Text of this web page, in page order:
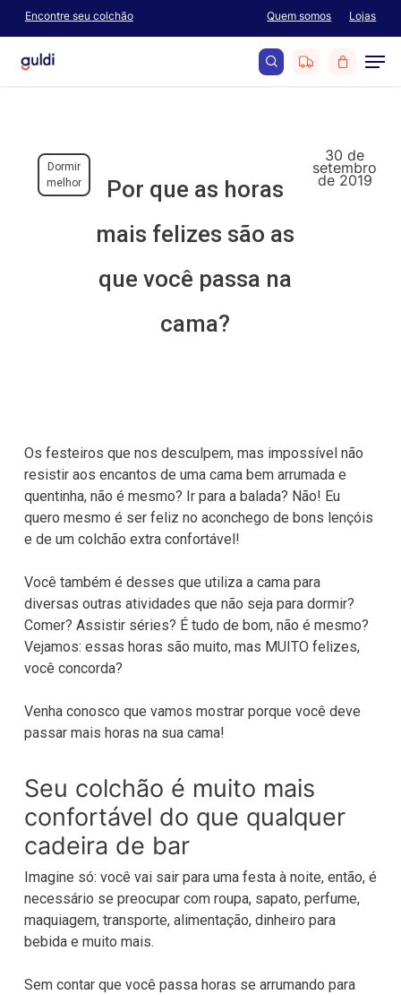
Skip
main
content
Encontre seu colchão Lojas
Quem somos
Dormir
melhor
Por que as horas
mais felizes são as
que você passa na
cama?
30 de
setembro
de 2019
Os festeiros que nos desculpem, mas impossível não
resistir aos encantos de uma cama bem arrumada e
quentinha, não é mesmo? Ir para a balada? Não! Eu
quero mesmo é ser feliz no aconchego de bons lençóis
e de um colchão extra confortável!
Você também é desses que utiliza a cama para
diversas outras atividades que não seja para dormir?
Comer? Assistir séries? É tudo de bom, não é mesmo?
Vejamos: essas horas são muito, mas MUITO felizes,
você concorda?
Venha conosco que vamos mostrar porque você deve
passar mais horas na sua cama!
Seu colchão é muito mais
confortável do que qualquer
cadeira de bar
Imagine só: você vai sair para uma festa à noite, então, é
necessário se preocupar com roupa, sapato, perfume,
maquiagem, transporte, alimentação, dinheiro para
bebida e muito mais.
Sem contar que você passa horas se arrumando para
Menu